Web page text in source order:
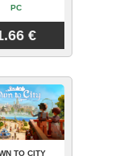
PC
€
TO CITY